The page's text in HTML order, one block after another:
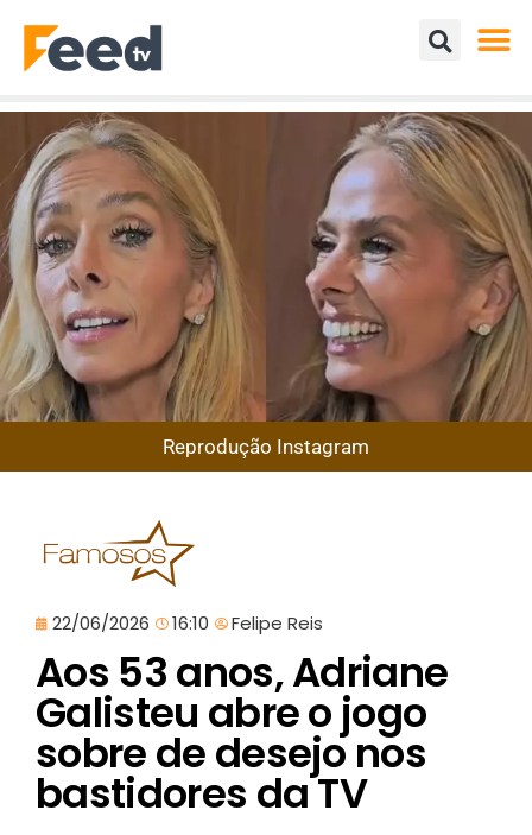
Reprodução Instagram
22/06/2026 16:10 Felipe Reis
Aos 53 anos, Adriane
Galisteu abre o jogo
sobre de desejo nos
bastidores da TV